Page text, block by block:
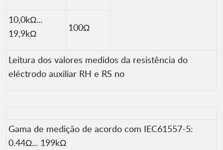
10,0kΩ...
19,9kΩ
100Ω
Leitura dos valores medidos da resistência do
eléctrodo auxiliar RH e RS no
Gama de medição de acordo com IEC61557-5:
0.44Ω... 199kΩ